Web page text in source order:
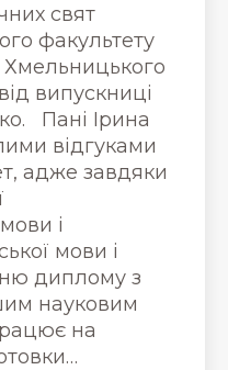
свят
факультету
випускниці
Пані Ірина
відгуками
адже завдяки
і
мови і
диплому з
науковим
на